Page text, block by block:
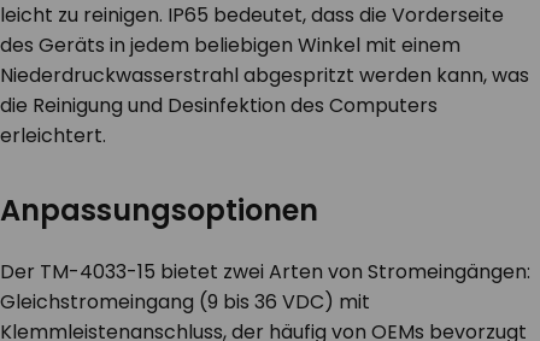
leicht zu reinigen. IP65 bedeutet, dass die Vorderseite
des Geräts in jedem beliebigen Winkel mit einem
Niederdruckwasserstrahl abgespritzt werden kann, was
die Reinigung und Desinfektion des Computers
erleichtert.
Anpassungsoptionen
Der TM-4033-15 bietet zwei Arten von Stromeingängen:
Gleichstromeingang (9 bis 36 VDC) mit
Klemmleistenanschluss, der häufig von OEMs bevorzugt